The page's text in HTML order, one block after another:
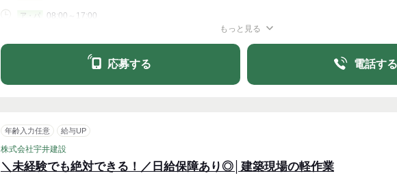
ア・パ 08:00～17:00
もっと見る
応募する 電話する
年齢入力任意 給与UP
株式会社宇井建設
＼未経験でも絶対できる！／日給保障あり◎│建築現場の軽作業